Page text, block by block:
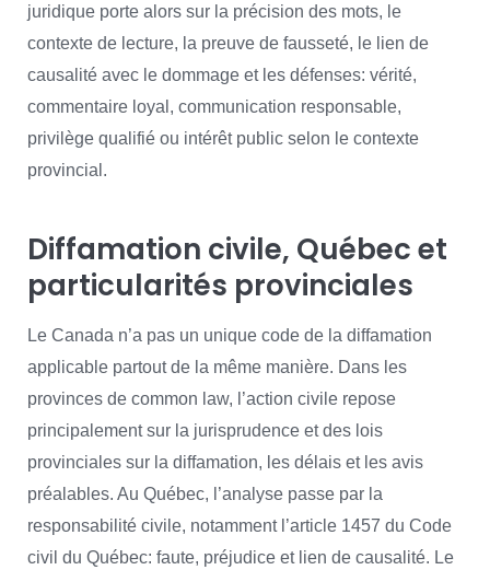
juridique porte alors sur la précision des mots, le
contexte de lecture, la preuve de fausseté, le lien de
causalité avec le dommage et les défenses: vérité,
commentaire loyal, communication responsable,
privilège qualifié ou intérêt public selon le contexte
provincial.
Diffamation civile, Québec et
particularités provinciales
Le Canada n’a pas un unique code de la diffamation
applicable partout de la même manière. Dans les
provinces de common law, l’action civile repose
principalement sur la jurisprudence et des lois
provinciales sur la diffamation, les délais et les avis
préalables. Au Québec, l’analyse passe par la
responsabilité civile, notamment l’article 1457 du Code
civil du Québec: faute, préjudice et lien de causalité. Le